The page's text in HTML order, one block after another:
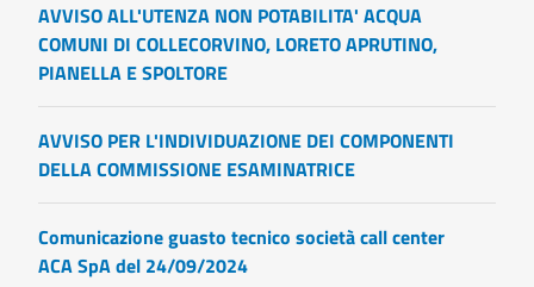
AVVISO ALL'UTENZA NON POTABILITA' ACQUA
COMUNI DI COLLECORVINO, LORETO APRUTINO,
PIANELLA E SPOLTORE
AVVISO PER L'INDIVIDUAZIONE DEI COMPONENTI
DELLA COMMISSIONE ESAMINATRICE
Comunicazione guasto tecnico società call center
ACA SpA del 24/09/2024